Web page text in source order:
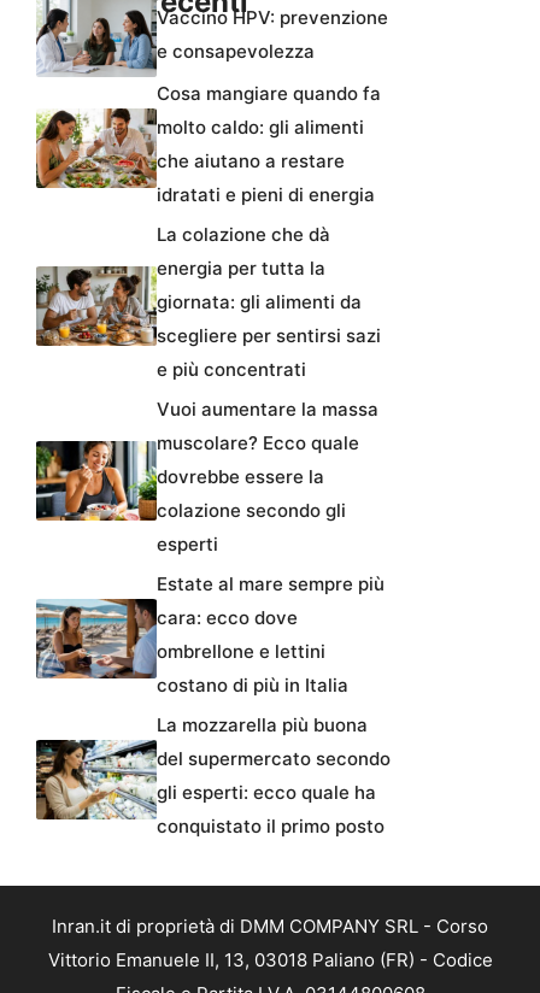
Vaccino HPV: prevenzione
e consapevolezza
Cosa mangiare quando fa
molto caldo: gli alimenti
che aiutano a restare
idratati e pieni di energia
La colazione che dà
energia per tutta la
giornata: gli alimenti da
scegliere per sentirsi sazi
e più concentrati
Vuoi aumentare la massa
muscolare? Ecco quale
dovrebbe essere la
colazione secondo gli
esperti
Estate al mare sempre più
cara: ecco dove
ombrellone e lettini
costano di più in Italia
La mozzarella più buona
del supermercato secondo
gli esperti: ecco quale ha
conquistato il primo posto
Inran.it di proprietà di DMM COMPANY SRL - Corso
Vittorio Emanuele II, 13, 03018 Paliano (FR) - Codice